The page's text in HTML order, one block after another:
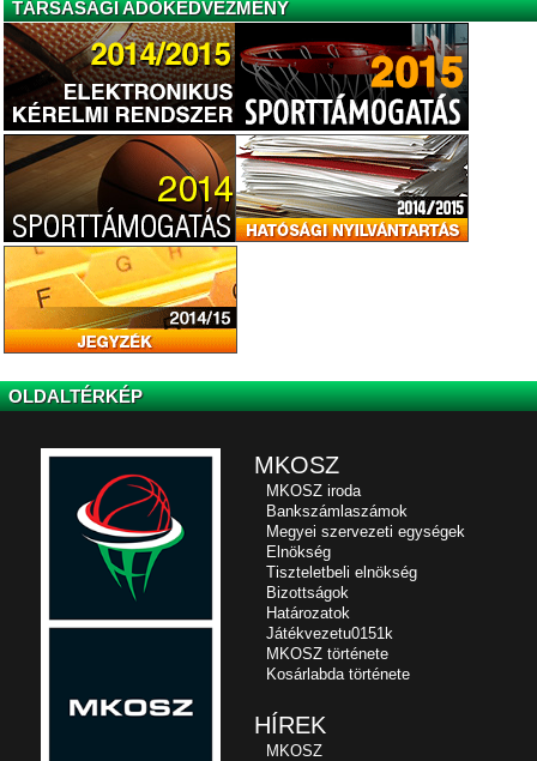
TÁRSASÁGI ADÓKEDVEZMÉNY
OLDALTÉRKÉP
MKOSZ
MKOSZ iroda
Bankszámlaszámok
Megyei szervezeti egységek
Elnökség
Tiszteletbeli elnökség
Bizottságok
Határozatok
Játékvezetu0151k
MKOSZ története
Kosárlabda története
HÍREK
MKOSZ